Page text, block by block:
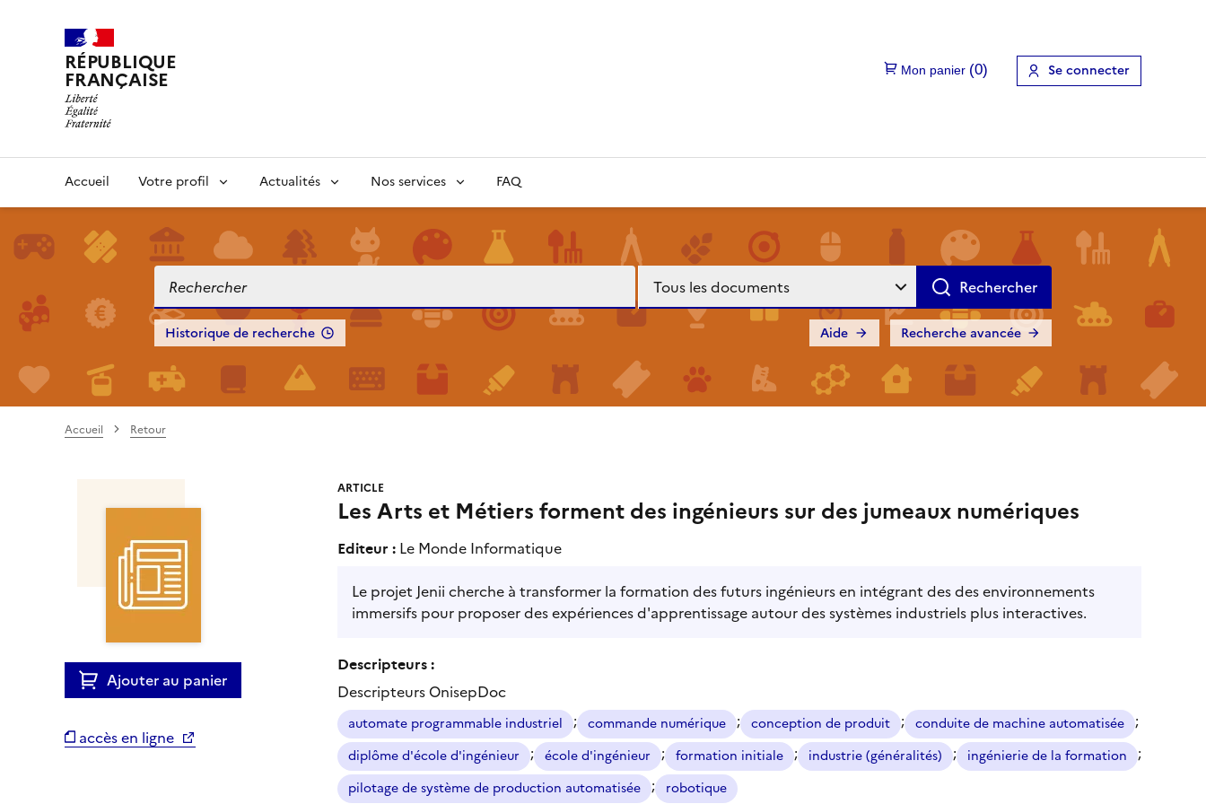
RÉPUBLIQUE
FRANÇAISE Se connecter
Accueil Votre profil Actualités Nos services FAQ
Historique de recherche Recherche avancée
Aide
Accueil Retour
Ajouter au panier
accès en ligne
ARTICLE
Les Arts et Métiers forment des ingénieurs sur des jumeaux numériques
Editeur : Le Monde Informatique
Le projet Jenii cherche à transformer la formation des futurs ingénieurs en intégrant des des environnements
immersifs pour proposer des expériences d'apprentissage autour des systèmes industriels plus interactives.
Descripteurs :
Descripteurs OnisepDoc
automate programmable industriel ; commande numérique ; conception de produit ; conduite de machine automatisée ;
diplôme d'école d'ingénieur ; école d'ingénieur ; formation initiale ; industrie (généralités) ; ingénierie de la formation ;
pilotage de système de production automatisée ; robotique